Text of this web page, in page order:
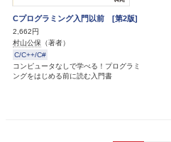
Cプログラミング入門以前 [第2版]
2,662円
村山公保 （著者）
C/C++/C#
コンピュータなしで学べる！プログラミ
ングをはじめる前に読む入門書